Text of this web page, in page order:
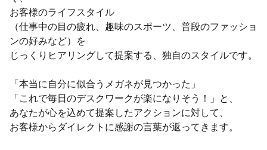
お客様のライフスタイル
（仕事中の目の疲れ、趣味のスポーツ、普段のファッショ
ンの好みなど）を
じっくりヒアリングして提案する、独自のスタイルです。
「本当に自分に似合うメガネが見つかった」
「これで毎日のデスクワークが楽になりそう！」と、
あなたが心を込めて提案したアクションに対して、
お客様からダイレクトに感謝の言葉が返ってきます。